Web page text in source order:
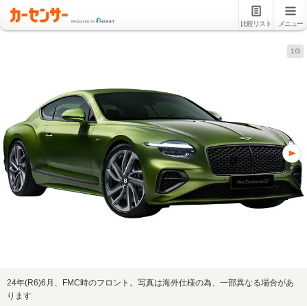
比較リスト メニュー
1/3
24年(R6)6月、FMC時のフロント。写真は海外仕様の為、一部異なる場合があ
ります